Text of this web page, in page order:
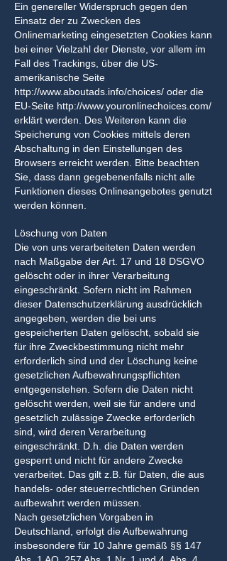
Ein genereller Widerspruch gegen den
Einsatz der zu Zwecken des
Onlinemarketing eingesetzten Cookies kann
bei einer Vielzahl der Dienste, vor allem im
Fall des Trackings, über die US-
amerikanische Seite
http://www.aboutads.info/choices/ oder die
EU-Seite http://www.youronlinechoices.com/
erklärt werden. Des Weiteren kann die
Speicherung von Cookies mittels deren
Abschaltung in den Einstellungen des
Browsers erreicht werden. Bitte beachten
Sie, dass dann gegebenenfalls nicht alle
Funktionen dieses Onlineangebotes genutzt
werden können.
Löschung von Daten
Die von uns verarbeiteten Daten werden
nach Maßgabe der Art. 17 und 18 DSGVO
gelöscht oder in ihrer Verarbeitung
eingeschränkt. Sofern nicht im Rahmen
dieser Datenschutzerklärung ausdrücklich
angegeben, werden die bei uns
gespeicherten Daten gelöscht, sobald sie
für ihre Zweckbestimmung nicht mehr
erforderlich sind und der Löschung keine
gesetzlichen Aufbewahrungspflichten
entgegenstehen. Sofern die Daten nicht
gelöscht werden, weil sie für andere und
gesetzlich zulässige Zwecke erforderlich
sind, wird deren Verarbeitung
eingeschränkt. D.h. die Daten werden
gesperrt und nicht für andere Zwecke
verarbeitet. Das gilt z.B. für Daten, die aus
handels- oder steuerrechtlichen Gründen
aufbewahrt werden müssen.
Nach gesetzlichen Vorgaben in
Deutschland, erfolgt die Aufbewahrung
insbesondere für 10 Jahre gemäß §§ 147